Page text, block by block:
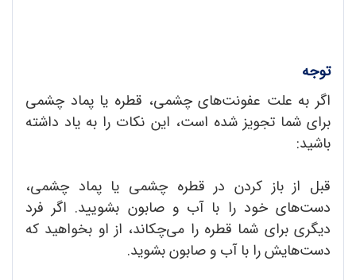
توجه
اگر به علت عفونت‌های چشمی، قطره یا پماد چشمی
برای شما تجویز شده است، این نکات را به یاد داشته
باشید:
قبل از باز کردن در قطره چشمی یا پماد چشمی،
دست‌های خود را با آب و صابون بشویید. اگر فرد
دیگری برای شما قطره را می‌چکاند، از او بخواهید که
دست‌هایش را با آب و صابون بشوید.